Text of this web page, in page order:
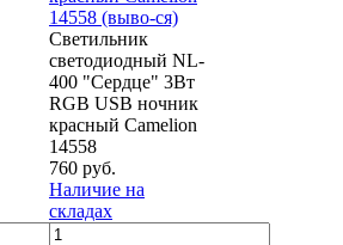
14558 (выво-ся)
Светильник
светодиодный NL-
400 "Сердце" 3Вт
RGB USB ночник
красный Camelion
14558
760 руб.
Наличие на
складах